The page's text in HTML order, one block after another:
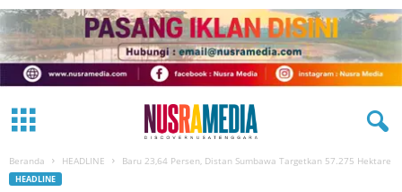
Beranda HEADLINE Baru 23,64 Persen, Distan Sumbawa Targetkan 57.275 Hektare
HEADLINE